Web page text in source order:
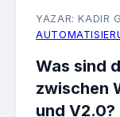
YAZAR: KADIR
Was sind
zwischen
und V2.0?